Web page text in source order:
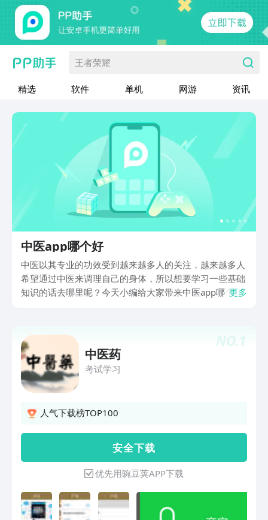
王者荣耀
精选 软件 单机 网游 资讯
中医app哪个好
中医以其专业的功效受到越来越多人的关注，越来越多人
希望通过中医来调理自己的身体，所以想要学习一些基础
知识的话去哪里呢？今天小编给大家带来中医app哪个
提高大家对于中医的了解能力。
更多
NO.1
中医药
考试学习
人气下载榜TOP100
安 全 下 载
优先用豌豆荚APP下载